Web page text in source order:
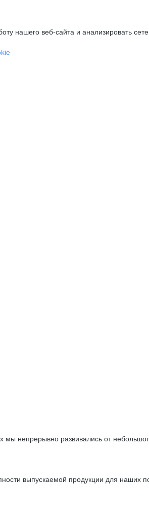
нашего веб-сайта и анализировать
мы непрерывно развивались от
выпускаемой продукции для наших